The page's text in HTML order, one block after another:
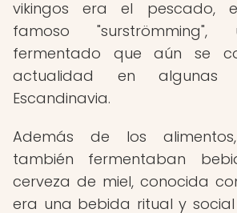
vikingos era el pescado,
famoso
fermentado que aún se
actualidad en algunas
Escandinavia.
Además de los
también fermentaban
cerveza de miel, conocida
era una bebida ritual y